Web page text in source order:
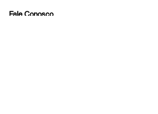
Fale Conosco